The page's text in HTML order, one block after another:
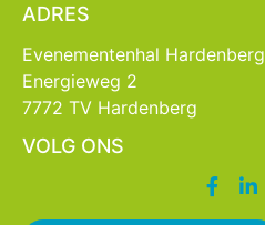
ADRES
Evenementenhal Hardenberg
Energieweg 2
7772 TV Hardenberg
VOLG ONS